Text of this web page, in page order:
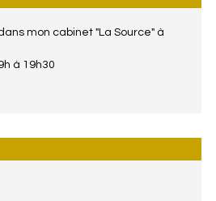
mon cabinet "La Source" à
à 19h30